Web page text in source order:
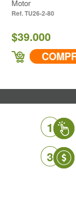
TU26-2-80
COMPRAR
1
3